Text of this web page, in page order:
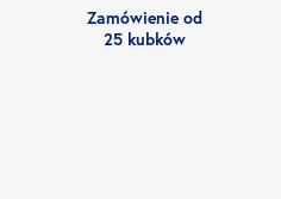
Zamówienie od
25 kubków